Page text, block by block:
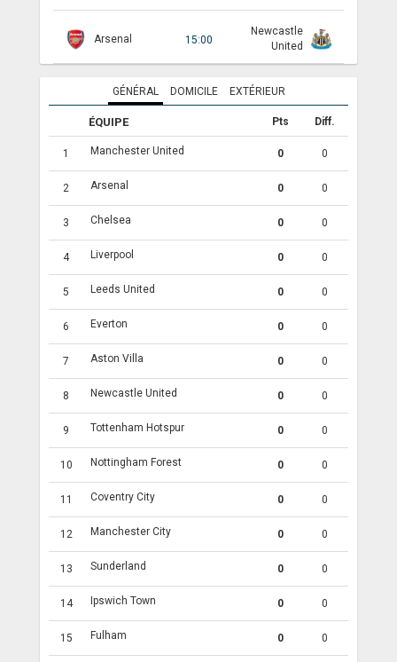
Arsenal 15:00
Newcastle
United
GÉNÉRAL DOMICILE EXTÉRIEUR
ÉQUIPE Pts Diff.
1 Manchester United 0 0
2 Arsenal 0 0
3 Chelsea 0 0
4 Liverpool 0 0
5 Leeds United 0 0
6 Everton 0 0
7 Aston Villa 0 0
8 Newcastle United 0 0
9 Tottenham Hotspur 0 0
10 Nottingham Forest 0 0
11 Coventry City 0 0
12 Manchester City 0 0
13 Sunderland 0 0
14 Ipswich Town 0 0
15 Fulham 0 0